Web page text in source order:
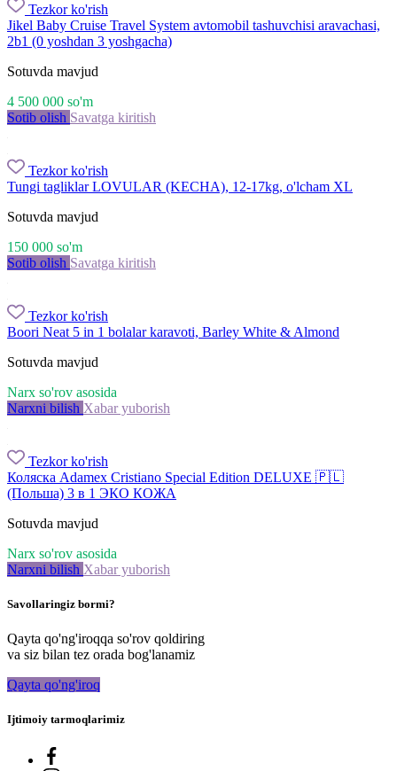
Tezkor ko'rish
Jikel Baby Cruise Travel System avtomobil tashuvchisi aravachasi,
2b1 (0 yoshdan 3 yoshgacha)
Sotuvda mavjud
4 500 000 so'm
Sotib olish Savatga kiritish
Tezkor ko'rish
Tungi tagliklar LOVULAR (KECHA), 12-17kg, o'lcham XL
Sotuvda mavjud
150 000 so'm
Sotib olish Savatga kiritish
Tezkor ko'rish
Boori Neat 5 in 1 bolalar karavoti, Barley White & Almond
Sotuvda mavjud
Narx so'rov asosida
Narxni bilish Xabar yuborish
Tezkor ko'rish
Коляска Adamex Cristiano Special Edition DELUXE 🇵🇱
(Польша) 3 в 1 ЭКО КОЖА
Sotuvda mavjud
Narx so'rov asosida
Narxni bilish Xabar yuborish
Savollaringiz bormi?
Qayta qo'ng'iroqqa so'rov qoldiring
va siz bilan tez orada bog'lanamiz
Qayta qo'ng'iroq
Ijtimoiy tarmoqlarimiz